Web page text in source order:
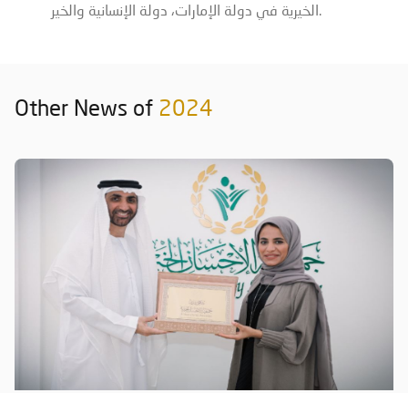
الخيرية في دولة الإمارات، دولة الإنسانية والخير.
Other News of 2024